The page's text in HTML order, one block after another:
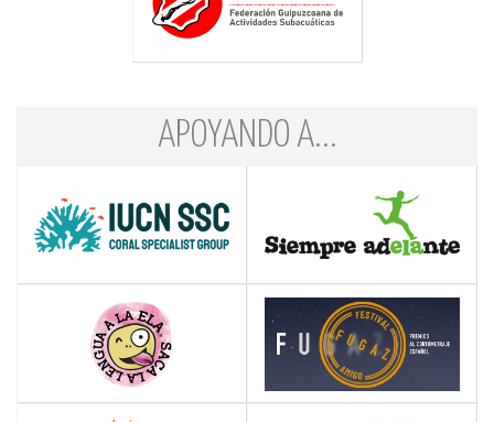
APOYANDO A...